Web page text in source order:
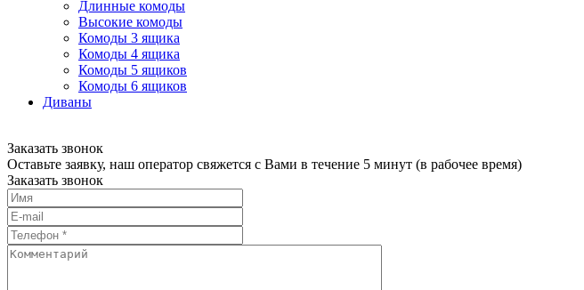
Длинные комоды
Высокие комоды
Комоды 3 ящика
Комоды 4 ящика
Комоды 5 ящиков
Комоды 6 ящиков
Диваны
Заказать звонок
Оставьте заявку, наш оператор свяжется с Вами в течение 5 минут (в рабочее время)
Заказать звонок